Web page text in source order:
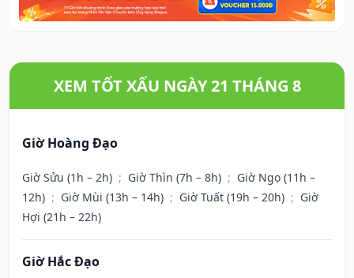
XEM TỐT XẤU NGÀY 21 THÁNG 8
Giờ Hoàng Đạo
Giờ Sửu (1h – 2h) ; Giờ Thìn (7h – 8h) ; Giờ Ngọ (11h –
12h) ; Giờ Mùi (13h – 14h) ; Giờ Tuất (19h – 20h) ; Giờ
Hợi (21h – 22h)
Giờ Hắc Đạo